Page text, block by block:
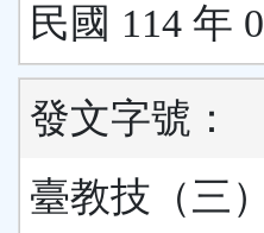
民國 114 年
發文字號：
臺教技（三